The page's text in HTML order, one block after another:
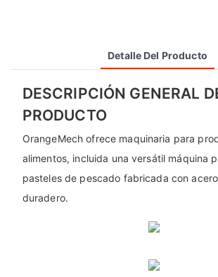
Detalle Del Producto
DESCRIPCIÓN GENERAL
PRODUCTO
OrangeMech ofrece maquinaria para
alimentos, incluida una versátil máquina
pasteles de pescado fabricada con
duradero.